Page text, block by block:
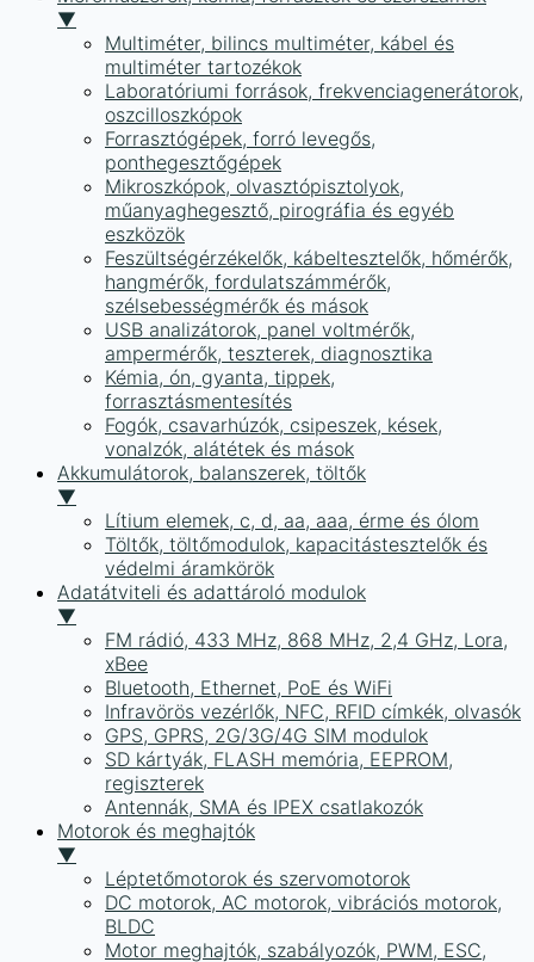
▼
Multiméter, bilincs multiméter, kábel és
multiméter tartozékok
Laboratóriumi források, frekvenciagenerátorok,
oszcilloszkópok
Forrasztógépek, forró levegős,
ponthegesztőgépek
Mikroszkópok, olvasztópisztolyok,
műanyaghegesztő, pirográfia és egyéb
eszközök
Feszültségérzékelők, kábeltesztelők, hőmérők,
hangmérők, fordulatszámmérők,
szélsebességmérők és mások
USB analizátorok, panel voltmérők,
ampermérők, teszterek, diagnosztika
Kémia, ón, gyanta, tippek,
forrasztásmentesítés
Fogók, csavarhúzók, csipeszek, kések,
vonalzók, alátétek és mások
Akkumulátorok, balanszerek, töltők
▼
Lítium elemek, c, d, aa, aaa, érme és ólom
Töltők, töltőmodulok, kapacitástesztelők és
védelmi áramkörök
Adatátviteli és adattároló modulok
▼
FM rádió, 433 MHz, 868 MHz, 2,4 GHz, Lora,
xBee
Bluetooth, Ethernet, PoE és WiFi
Infravörös vezérlők, NFC, RFID címkék, olvasók
GPS, GPRS, 2G/3G/4G SIM modulok
SD kártyák, FLASH memória, EEPROM,
regiszterek
Antennák, SMA és IPEX csatlakozók
Motorok és meghajtók
▼
Léptetőmotorok és szervomotorok
DC motorok, AC motorok, vibrációs motorok,
BLDC
Motor meghajtók, szabályozók, PWM, ESC,